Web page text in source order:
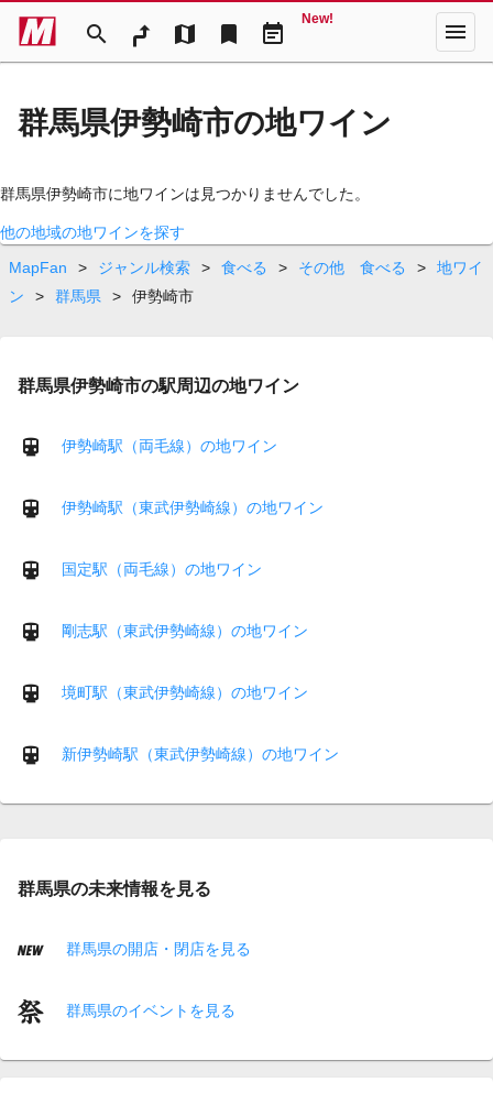
search map bookmark event_note
New! menu
群馬県伊勢崎市の地ワイン
群馬県伊勢崎市に地ワインは見つかりませんでした。
他の地域の地ワインを探す
MapFan
> ジャンル検索 > 食べる > その他 食べる >
地ワイ
ン
> 群馬県 > 伊勢崎市
群馬県伊勢崎市の駅周辺の地ワイン
伊勢崎駅（両毛線）の地ワイン
伊勢崎駅（東武伊勢崎線）の地ワイン
国定駅（両毛線）の地ワイン
剛志駅（東武伊勢崎線）の地ワイン
境町駅（東武伊勢崎線）の地ワイン
新伊勢崎駅（東武伊勢崎線）の地ワイン
群馬県の未来情報を見る
群馬県の開店・閉店を見る
群馬県のイベントを見る